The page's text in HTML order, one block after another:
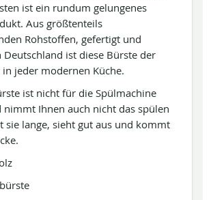
ist ein rundum gelungenes
Aus größtenteils
Rohstoffen, gefertigt und
Deutschland ist diese Bürste der
jeder modernen Küche.
ist nicht für die Spülmachine
nimmt Ihnen auch nicht das spülen
sie lange, sieht gut aus und kommt